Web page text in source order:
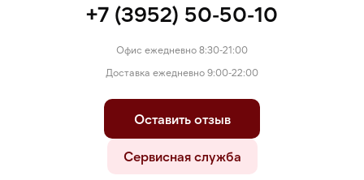
+7 (3952) 50-50-10
Офис ежедневно 8:30-21:00
Доставка ежедневно 9:00-22:00
Оставить отзыв
Сервисная служба